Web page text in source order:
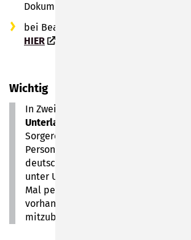
Dokumente), wenn vorhanden
bei Beantragung für Minderjährige,
HIER
Wichtig
In Zweifelsfällen kann die
Unterlagen
Sorgerechtsbeschlüsse, aktuelle
Personenstandsurkunden, Nachweise
deutsche Staatsangehörigkeit). In
unter Umständen erforderlich, dass
Mal persönlich vorsprechen. Wir
vorhandene Nachweise zum
mitzubringen!